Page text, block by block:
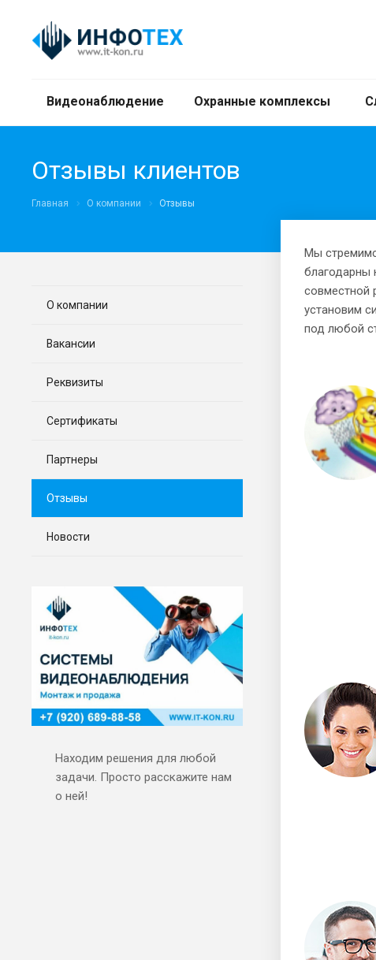
Видеонаблюдение Охранные комплексы
Отзывы клиентов
Главная О компании Отзывы
Мы
благодарны
совместной
установим
под любой
О компании
Вакансии
Реквизиты
Сертификаты
Партнеры
Отзывы
Новости
Находим решения для любой
задачи. Просто расскажите нам
о ней!